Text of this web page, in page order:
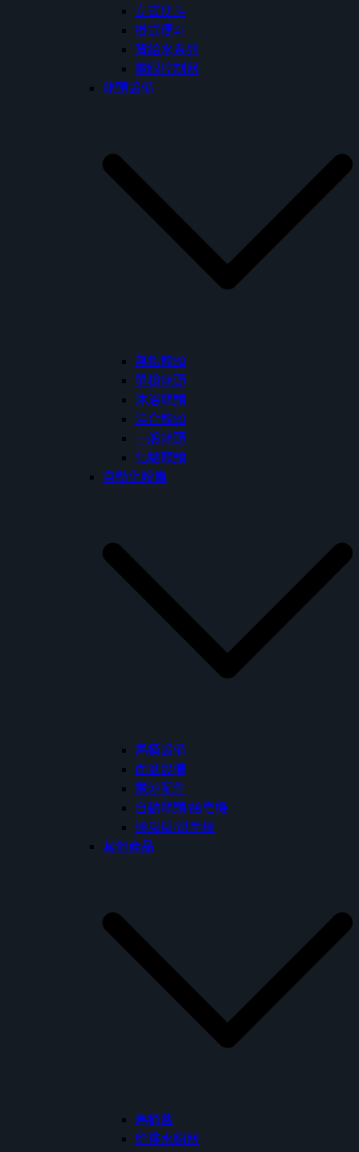
立式便斗
掛式便斗
背給水系列
電眼控制器
龍頭設備
無鉛龍頭
單槍龍頭
沐浴龍頭
混合龍頭
一般龍頭
化驗龍頭
自動化設備
馬桶設備
面盆設備
電沖配件
自動龍頭/給皂機
通風扇/烘手機
其他產品
馬桶蓋
給排水銅器